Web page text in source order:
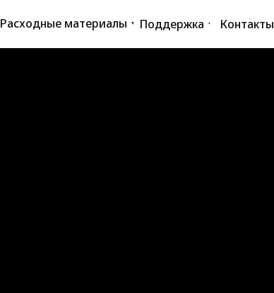
Контакты
Поддержка
Расходные материалы